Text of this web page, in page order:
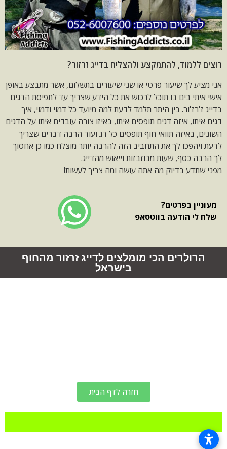
רוצים ללמוד, להתמקצע ולהצליח בדייג זרזור?
אני מציע לך שיעור פרטי או שני שיעורים בתשלום, אשר מתבצע באופן
אישי איתי בים בו תוכל לרכוש את כל הידע שצריך עד לתפיסת הדגים
בדייג ז'רז'ור. בין היתר תלמד לדעת למה מיועד כל דמוי ודמוי, איך
דגים איתו, איזה דגים תופסים איתו, באיזו צורה עובדים איתו על הדגים
השונים, באיזה תוואי חוף תופסים כל דג ועוד הרבה דברים שצריך
לדעת ויהפכו לך את התחביב הזה להרבה יותר מוצלח כמו כן אחסוך
לך הרבה כסף, שעות מבוזבזות וייאוש מהדייג.
מפני שתדע בדיוק מה אתה עושה ומה צריך לעשות!
מעוניין בפרטים?
שלח לי הודעה בווטסאפ
הרולרים הכי מומלצים לדייג זרזור מהחוף
בישראל
חזרה לדף הבית